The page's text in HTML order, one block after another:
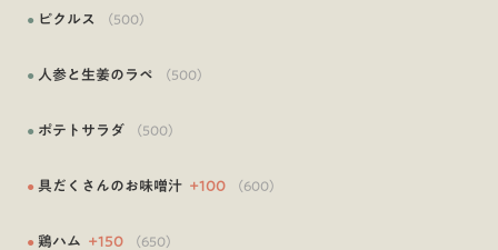
● ピクルス （500）
● 人参と生姜のラペ （500）
● ポテトサラダ （500）
● 具だくさんのお味噌汁 +100 （600）
● 鶏ハム +150 （650）